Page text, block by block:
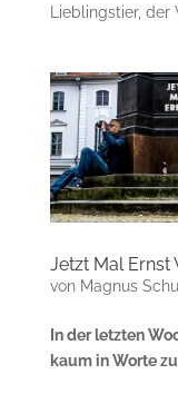
Lieblingstier, der
Jetzt Mal Ernst
von Magnus
In der letzten
kaum in Worte